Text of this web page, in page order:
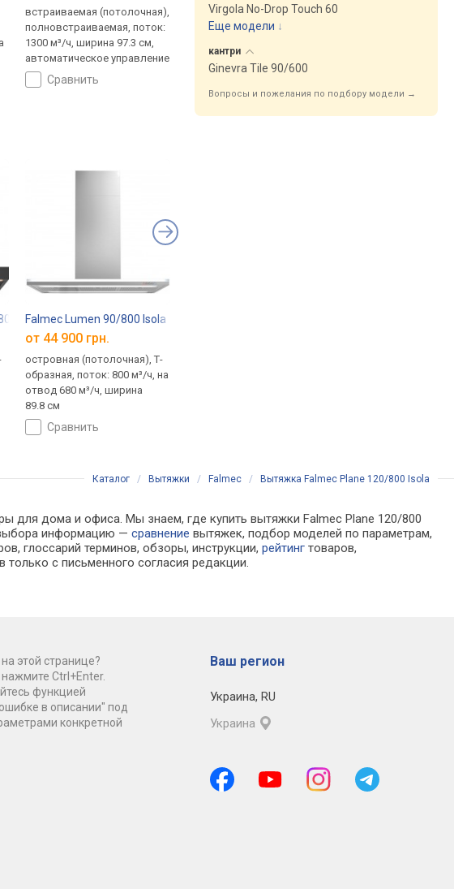
встраиваемая (потолочная),
полновстраиваемая, поток:
1300 м³/ч, ширина 97.3 см,
автоматическое управление
сравнить
традиционная (пристенная),
Т-образная, поток: 800 м³/ч,
120 см
Isola
Falmec Lumen 90/800 Isola
от 44 900 грн.
островная (потолочная), Т-
образная, поток: 800 м³/ч, на
отвод 680 м³/ч, ширина
89.8 см
сравнить
Virgola No-Drop Touch 60
Еще модели ↓
кантри
Ginevra Tile 90/600
Вопросы и пожелания по подбору модели →
Каталог / Вытяжки / Falmec / Вытяжка Falmec Plane 120/800 Isola
для дома и офиса. Мы знаем, где купить вытяжки Falmec Plane 120/800
выбора информацию —сравнение вытяжек, подбор моделей по параметрам,
глоссарий терминов, обзоры, инструкции,рейтинг товаров,
с письменного согласия редакции.
этой странице?
Ctrl+Enter.
функцией
в описании" под
конкретной
Ваш регион
Украина, RU
Украина